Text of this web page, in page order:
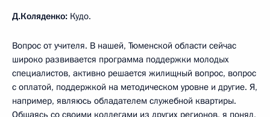
Д.Коляденко: Кудо.
Вопрос от учителя. В нашей, Тюменской области сейчас
широко развивается программа поддержки молодых
специалистов, активно решается жилищный вопрос, вопрос
с оплатой, поддержкой на методическом уровне и другие. Я,
например, являюсь обладателем служебной квартиры.
Общаясь со своими коллегами из других регионов, я понял,